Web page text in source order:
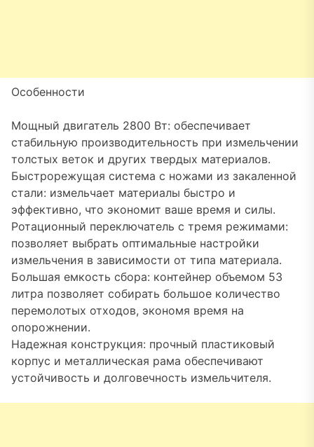
Особенности
Мощный двигатель 2800 Вт: обеспечивает
стабильную производительность при измельчении
толстых веток и других твердых материалов.
Быстрорежущая система с ножами из закаленной
стали: измельчает материалы быстро и
эффективно, что экономит ваше время и силы.
Ротационный переключатель с тремя режимами:
позволяет выбрать оптимальные настройки
измельчения в зависимости от типа материала.
Большая емкость сбора: контейнер объемом 53
литра позволяет собирать большое количество
перемолотых отходов, экономя время на
опорожнении.
Надежная конструкция: прочный пластиковый
корпус и металлическая рама обеспечивают
устойчивость и долговечность измельчителя.